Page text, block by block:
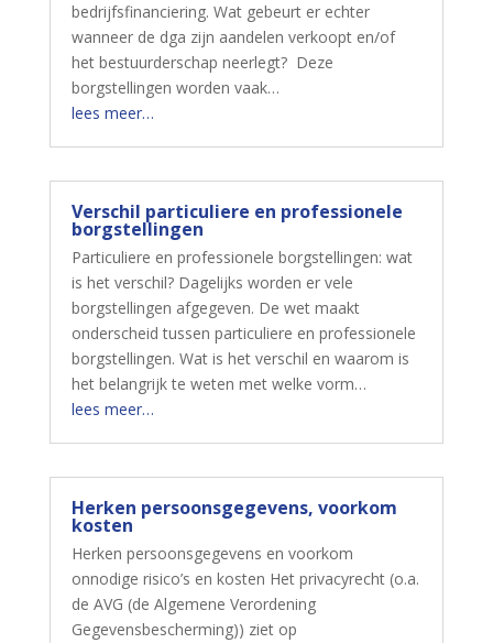
bedrijfsfinanciering. Wat gebeurt er echter
wanneer de dga zijn aandelen verkoopt en/of
het bestuurderschap neerlegt? Deze
borgstellingen worden vaak…
lees meer…
Verschil particuliere en professionele
borgstellingen
Particuliere en professionele borgstellingen: wat
is het verschil? Dagelijks worden er vele
borgstellingen afgegeven. De wet maakt
onderscheid tussen particuliere en professionele
borgstellingen. Wat is het verschil en waarom is
het belangrijk te weten met welke vorm…
lees meer…
Herken persoonsgegevens, voorkom
kosten
Herken persoonsgegevens en voorkom
onnodige risico’s en kosten Het privacyrecht (o.a.
de AVG (de Algemene Verordening
Gegevensbescherming)) ziet op